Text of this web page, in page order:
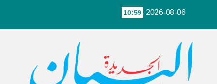
2026-08-06
10:59